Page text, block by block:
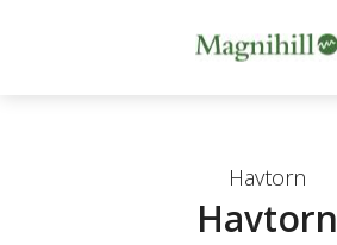
Havtorn
Havtorn